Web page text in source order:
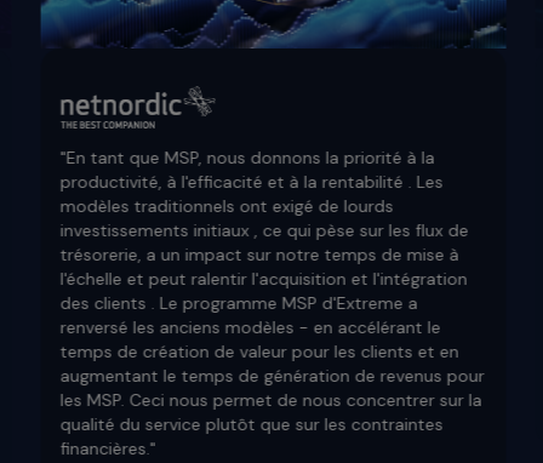
"En tant que MSP, nous donnons la priorité à la
productivité, à l'efficacité et à la rentabilité . Les
modèles traditionnels ont exigé de lourds
investissements initiaux , ce qui pèse sur les flux de
trésorerie, a un impact sur notre temps de mise à
l'échelle et peut ralentir l'acquisition et l'intégration
des clients . Le programme MSP d'Extreme a
renversé les anciens modèles - en accélérant le
temps de création de valeur pour les clients et en
augmentant le temps de génération de revenus pour
les MSP. Ceci nous permet de nous concentrer sur la
qualité du service plutôt que sur les contraintes
financières."